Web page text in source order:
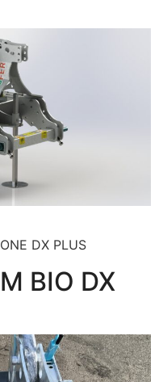
DX PLUS
BIO DX